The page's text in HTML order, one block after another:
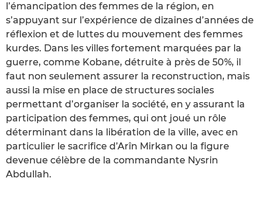
l’émancipation des femmes de la région, en
s’appuyant sur l’expérience de dizaines d’années de
réflexion et de luttes du mouvement des femmes
kurdes. Dans les villes fortement marquées par la
guerre, comme Kobane, détruite à près de 50%, il
faut non seulement assurer la reconstruction, mais
aussi la mise en place de structures sociales
permettant d’organiser la société, en y assurant la
participation des femmes, qui ont joué un rôle
déterminant dans la libération de la ville, avec en
particulier le sacrifice d’Arîn Mirkan ou la figure
devenue célèbre de la commandante Nysrin
Abdullah.